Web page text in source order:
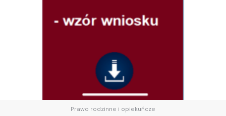
Prawo rodzinne i opiekuńcze